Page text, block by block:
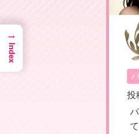
投
→
Index